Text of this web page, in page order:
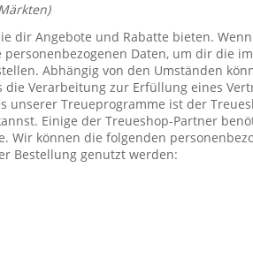
dir Angebote und Rabatte bieten.
Daten, um dir die
Abhängig von den Umständen
die Verarbeitung zur Erfüllung eines
unserer Treueprogramme ist der
Einige der Treueshop-Partner
Wir können die folgenden
Bestellung genutzt werden: